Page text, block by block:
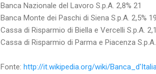
Banca Nazionale del Lavoro S.p.A. 2,8% 21
Banca Monte dei Paschi di Siena S.p.A. 2,5% 19
Cassa di Risparmio di Biella e Vercelli S.p.A.
Cassa di Risparmio di Parma e Piacenza S.p.A.
Fonte: http://it.wikipedia.org/wiki/Banca_d'Italia